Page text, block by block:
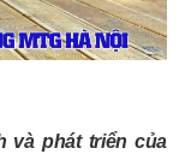
và phát triển của